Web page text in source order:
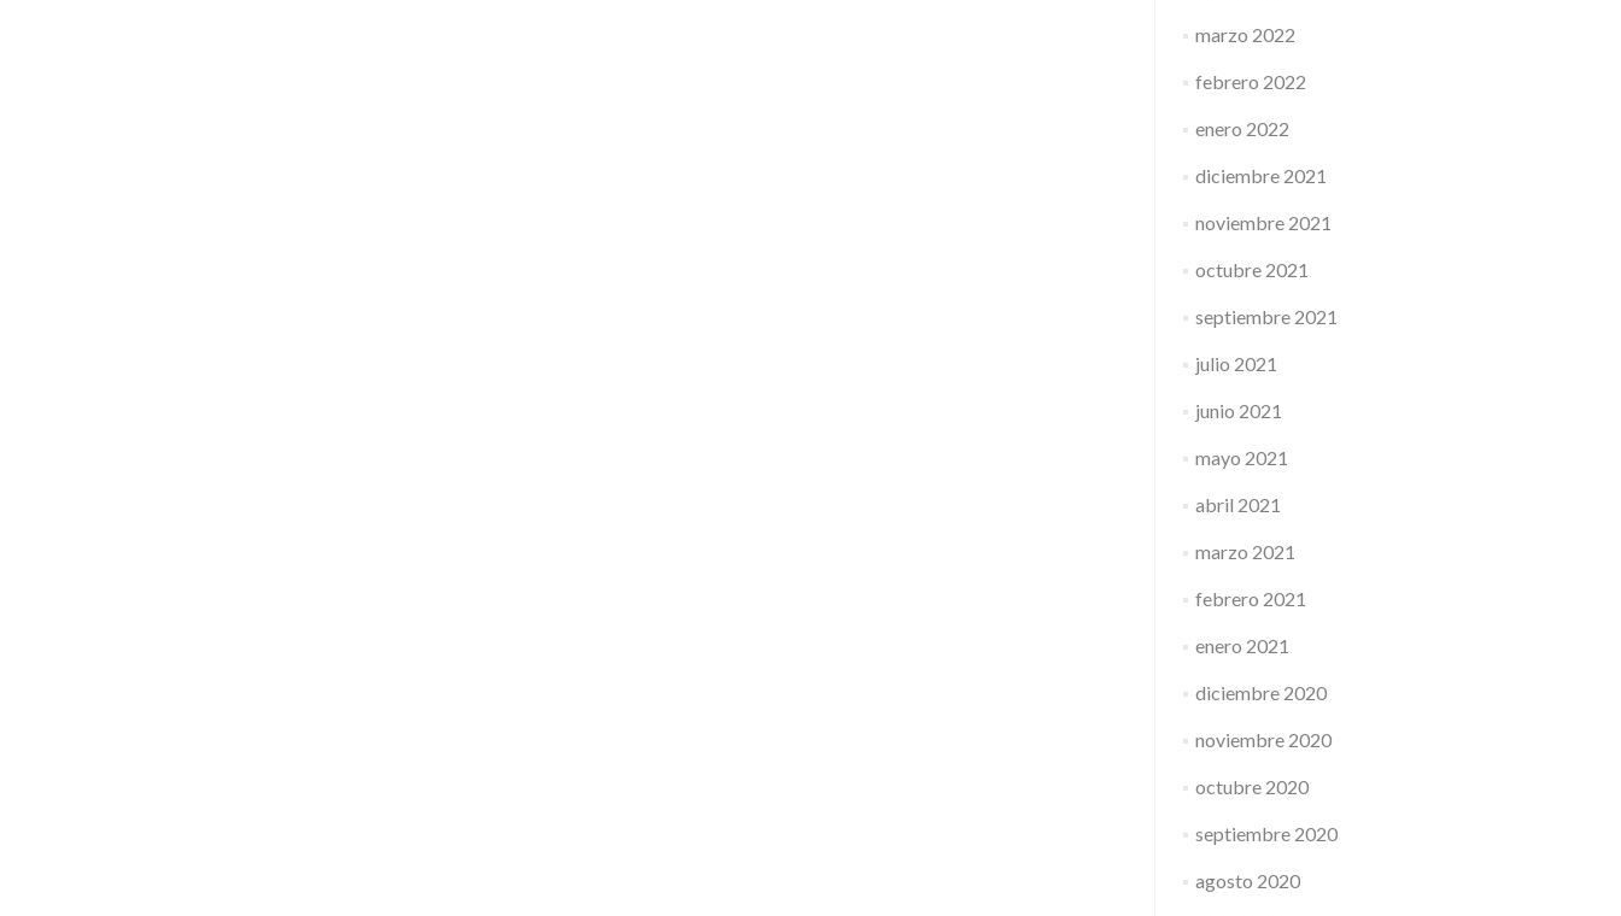
marzo 2022
febrero 2022
enero 2022
diciembre 2021
noviembre 2021
octubre 2021
septiembre 2021
julio 2021
junio 2021
mayo 2021
abril 2021
marzo 2021
febrero 2021
enero 2021
diciembre 2020
noviembre 2020
octubre 2020
septiembre 2020
agosto 2020